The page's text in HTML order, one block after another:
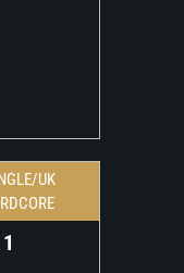
UK